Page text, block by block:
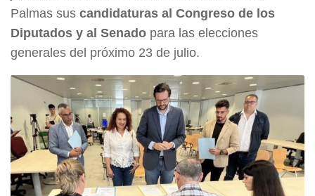
Palmas sus candidaturas al Congreso de los
Diputados y al Senado para las elecciones
generales del próximo 23 de julio.